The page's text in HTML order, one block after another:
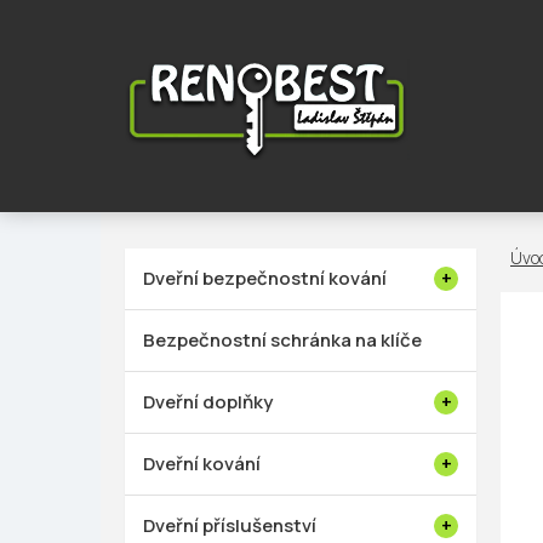
Dveřní bezpečnostní kování
Bezpečnostní schránka na klíče
Dveřní doplňky
Dveřní kování
Dveřní příslušenství